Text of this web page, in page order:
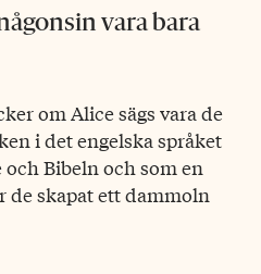
vara bara
om Alice sägs vara de
i det engelska språket
och Bibeln och som en
de skapat ett dammoln